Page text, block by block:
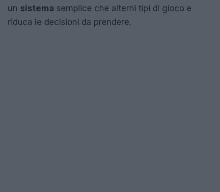
un sistema semplice che alterni tipi di gioco e
riduca le decisioni da prendere.